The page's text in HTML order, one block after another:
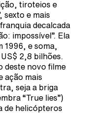
tiroteios e
sexto e mais
decalcada
impossível”. Ela
1996, e soma,
2,8 bilhões.
deste novo filme
ação mais
seja a briga
“True lies”)
de helicópteros